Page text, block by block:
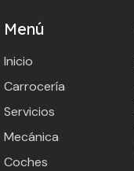
Menú
Inicio
Carrocería
Servicios
Mecánica
Coches